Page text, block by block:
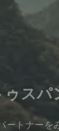
スパ
ートナー